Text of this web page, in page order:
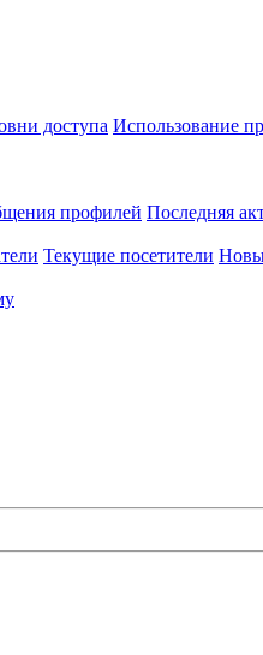
доступа Использование
профилей Последняя
Текущие посетители